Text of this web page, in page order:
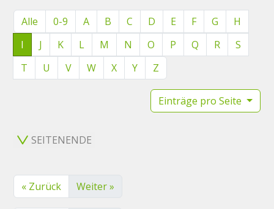
Alle 0-9 A B C D E F G
H
I
J K L M N O P Q R
S
T
U V W X Y Z
Einträge pro Seite
SEITENENDE
« Zurück Weiter »